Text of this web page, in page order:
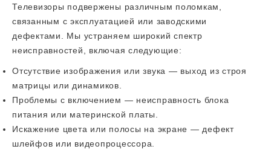
Телевизоры подвержены различным поломкам,
связанным с эксплуатацией или заводскими
дефектами. Мы устраняем широкий спектр
неисправностей, включая следующие:
Отсутствие изображения или звука — выход из строя
матрицы или динамиков.
Проблемы с включением — неисправность блока
питания или материнской платы.
Искажение цвета или полосы на экране — дефект
шлейфов или видеопроцессора.